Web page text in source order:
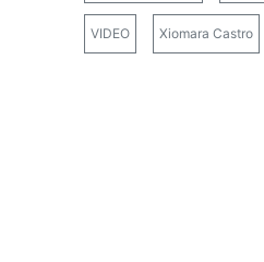
VIDEO Xiomara Castro